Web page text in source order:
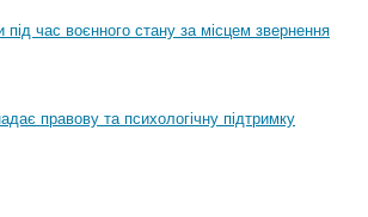
час воєнного стану за місцем звернення
правову та психологічну підтримку